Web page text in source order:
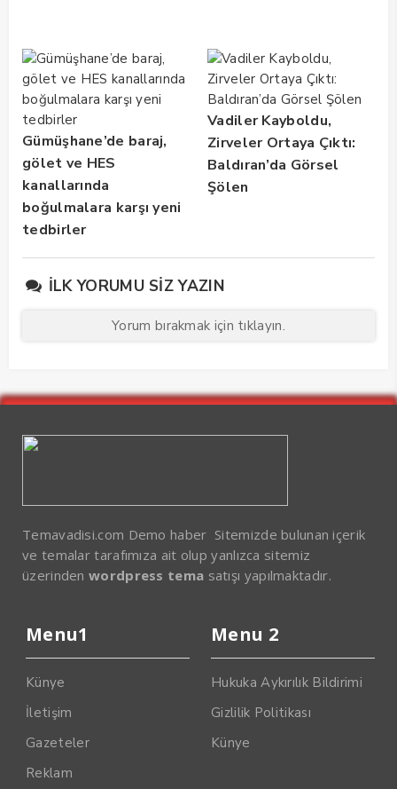
Gümüşhane’de baraj,
gölet ve HES
kanallarında
boğulmalara karşı yeni
tedbirler
Vadiler Kayboldu,
Zirveler Ortaya Çıktı:
Baldıran’da Görsel
Şölen
İLK YORUMU SIZ YAZIN
Yorum bırakmak için tıklayın.
Temavadisi.com Demo haber Sitemizde bulunan içerik
ve temalar tarafımıza ait olup yanlızca sitemiz
üzerinden wordpress tema satışı yapılmaktadır.
Menu1
Künye
İletişim
Gazeteler
Reklam
Menu 2
Hukuka Aykırılık Bildirimi
Gizlilik Politikası
Künye